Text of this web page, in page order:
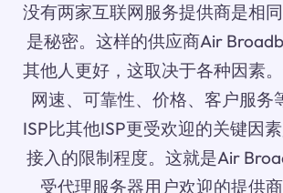
没有两家互联网服务提供商是相
是秘密。这样的供应商Air
其他人更好，这取决于各种因素
网速、可靠性、价格、客户服务
ISP比其他ISP更受欢迎的关键因
接入的限制程度。这就是Air
受代理服务器用户欢迎的提供商